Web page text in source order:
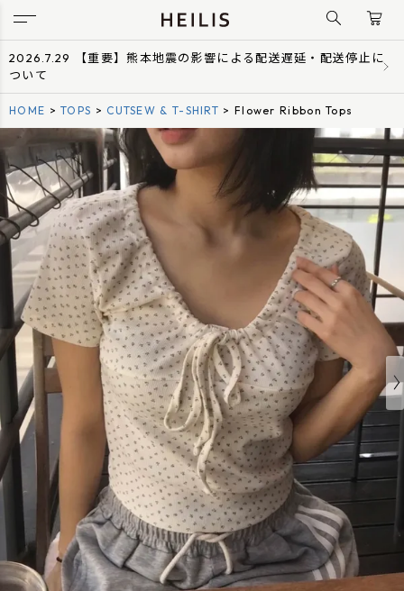
2026.7.29 【重要】熊本地震の影響による配送遅延・配送停止に
ついて
HOME TOPS CUTSEW & T-SHIRT Flower Ribbon Tops